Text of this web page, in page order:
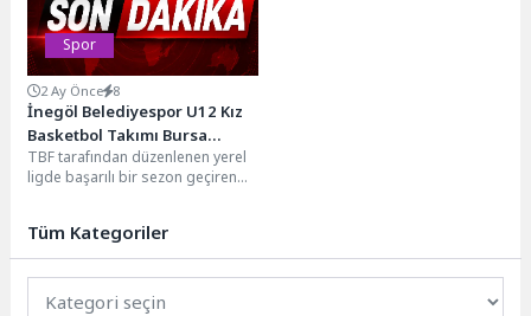
Spor
2 Ay Önce 8
İnegöl Belediyespor U12 Kız
Basketbol Takımı Bursa
Üçüncüsü Oldu
TBF tarafından düzenlenen yerel
ligde başarılı bir sezon geçiren
Tüm Kategoriler